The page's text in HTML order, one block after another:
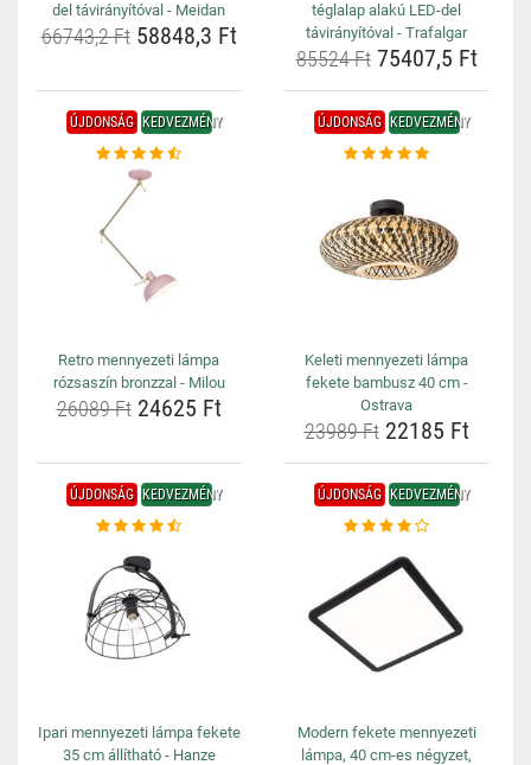
del távirányítóval - Meidan
66743,2 Ft58848,3 Ft
téglalap alakú LED-del
távirányítóval - Trafalgar
85524 Ft75407,5 Ft
ÚJDONSÁG KEDVEZMÉNY
Retro mennyezeti lámpa
rózsaszín bronzzal - Milou
26089 Ft24625 Ft
ÚJDONSÁG KEDVEZMÉNY
Keleti mennyezeti lámpa
fekete bambusz 40 cm -
Ostrava
23989 Ft22185 Ft
ÚJDONSÁG KEDVEZMÉNY
Ipari mennyezeti lámpa fekete
35 cm állítható - Hanze
ÚJDONSÁG KEDVEZMÉNY
Modern fekete mennyezeti
lámpa, 40 cm-es négyzet,